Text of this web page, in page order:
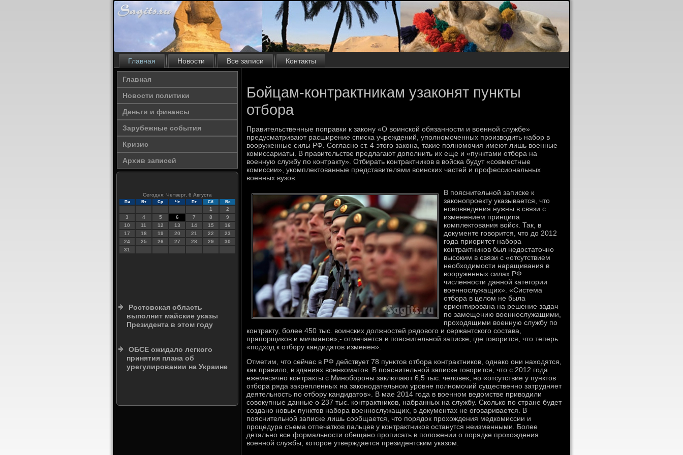
Главная Новости Все записи Контакты
Главная
Новости политики
Деньги и финансы
Зарубежные события
Кризис
Архив записей
Сегодня: Четверг, 6 Августа
Пн Вт Ср Чт Пт Сб Вс
1
2
3
4 5 6 7 8
9
10
11 12 13 14 15
16
17
18 19 20 21 22
23
24
25 26 27 28 29
30
31
Ростовская область
выполнит майские указы
Президента в этом году
ОБСЕ ожидало легкого
принятия плана об
урегулировании на Украине
Бойцам-контрактникам узаконят пункты
отбора
Правительственные поправки к закону «О воинской обязанности и военной службе»
предусматривают расширение списка учреждений, уполномоченных производить набор в
вооруженные силы РФ. Согласно ст. 4 этого закона, такие полномочия имеют лишь военные
комиссариаты. В правительстве предлагают дополнить их еще и «пунктами отбора на
военную службу по контракту». Отбирать контрактников в войска будут «совместные
комиссии», укомплектованные представителями воинских частей и профессиональных
военных вузов.
В пояснительной записке к
законопроекту указывается, что
нововведения нужны в связи с
изменением принципа
комплектования войск. Так, в
документе говорится, что до 2012
года приоритет набора
контрактников был недостаточно
высоким в связи с «отсутствием
необходимости наращивания в
вооруженных силах РФ
численности данной категории
военнослужащих». «Система
отбора в целом не была
ориентирована на решение задач
по замещению военнослужащими,
проходящими военную службу по
контракту, более 450 тыс. воинских должностей рядового и сержантского состава,
прапорщиков и мичманов»,- отмечается в пояснительной записке, где говорится, что теперь
«подход к отбору кандидатов изменен».
Отметим, что сейчас в РФ действует 78 пунктов отбора контрактников, однако они находятся,
как правило, в зданиях военкоматов. В пояснительной записке говорится, что с 2012 года
ежемесячно контракты с Минобороны заключают 6,5 тыс. человек, но «отсутствие у пунктов
отбора ряда закрепленных на законодательном уровне полномочий существенно затрудняет
деятельность по отбору кандидатов». В мае 2014 года в военном ведомстве приводили
совокупные данные о 237 тыс. контрактников, набранных на службу. Сколько по стране будет
создано новых пунктов набора военнослужащих, в документах не оговаривается. В
пояснительной записке лишь сообщается, что порядок прохождения медкомиссии и
процедура съема отпечатков пальцев у контрактников останутся неизменными. Более
детально все формальности обещано прописать в положении о порядке прохождения
военной службы, которое утверждается президентским указом.